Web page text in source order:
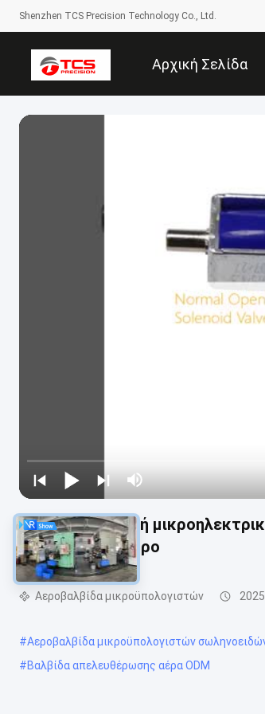
Shenzhen TCS Precision Technology Co., Ltd.
Αρχική Σελίδα
Κανονική ανοικτή
σφυγμομανόμετρο
Αεροβαλβίδα μικροϋπολογιστών
#Αεροβαλβίδα μικροϋπολογιστών
#Βαλβίδα απελευθέρωσης αέρα ODM